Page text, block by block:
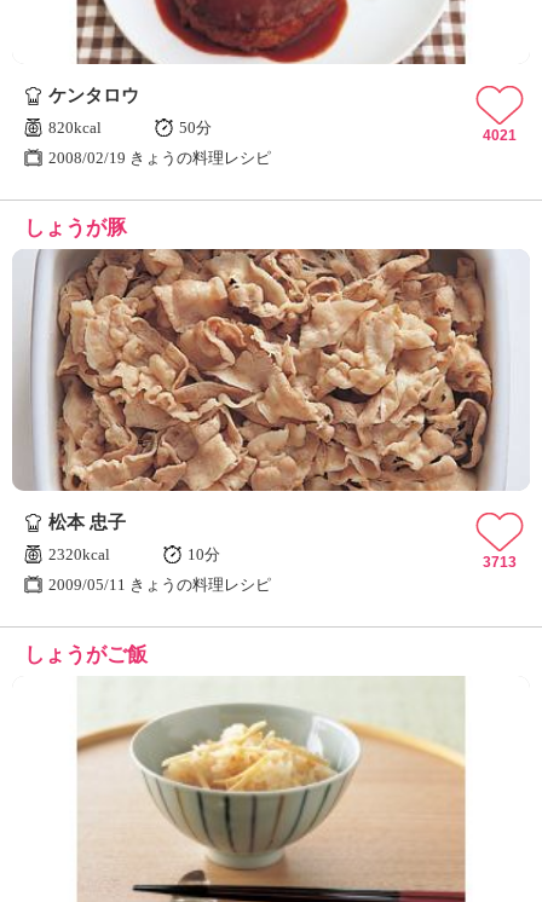
ケンタロウ
820kcal
50分
2008/02/19 きょうの料理レシピ
4021
しょうが豚
松本 忠子
2320kcal
10分
2009/05/11 きょうの料理レシピ
3713
しょうがご飯